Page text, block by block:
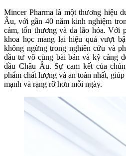
Mincer Pharma là một thương hiệu
Âu, với gần 40 năm kinh nghiệm
cảm, tổn thương và da lão hóa. Với
khoa học mang lại hiệu quả vượt
không ngừng trong nghiên cứu và
đầu tư vô cùng bài bản và kỹ càng
đầu Châu Âu. Sự cam kết của
phẩm chất lượng và an toàn nhất,
mạnh và rạng rỡ hơn mỗi ngày.